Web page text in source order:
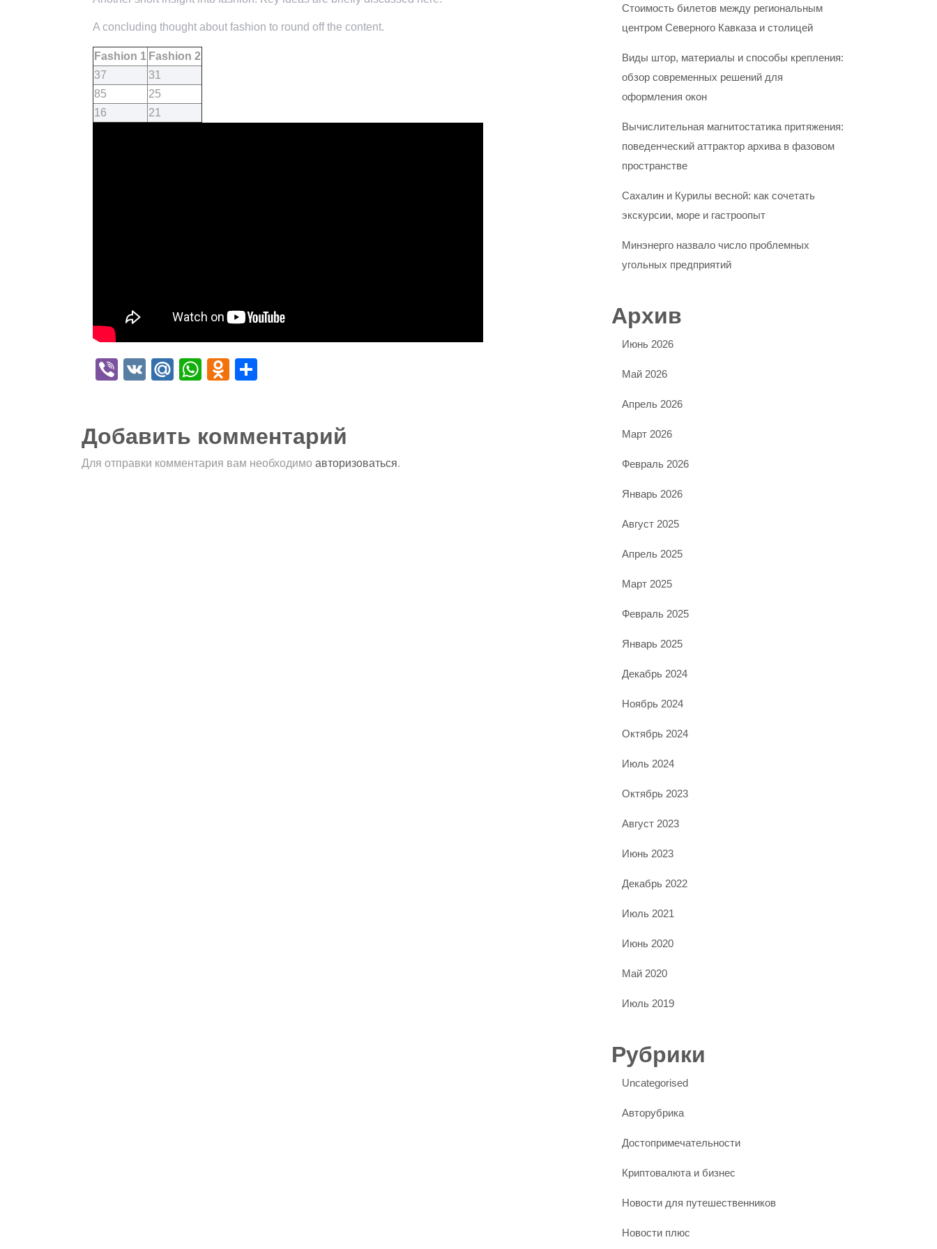
A concluding thought about fashion to round off the content.
Fashion 1 Fashion 2
37
31
85
25
16
21
Viber
VK Mail.Ru
WhatsApp
Odnoklassniki
Добавить комментарий
Для отправки комментария вам необходимо авторизоваться.
Стоимость билетов между региональным
центром Северного Кавказа и столицей
Виды штор, материалы и способы крепления:
обзор современных решений для
оформления окон
Вычислительная магнитостатика притяжения:
поведенческий аттрактор архива в фазовом
пространстве
Сахалин и Курилы весной: как сочетать
экскурсии, море и гастроопыт
Минэнерго назвало число проблемных
угольных предприятий
Архив
Июнь 2026
Май 2026
Апрель 2026
Март 2026
Февраль 2026
Январь 2026
Август 2025
Апрель 2025
Март 2025
Февраль 2025
Январь 2025
Декабрь 2024
Ноябрь 2024
Октябрь 2024
Июль 2024
Октябрь 2023
Август 2023
Июнь 2023
Декабрь 2022
Июль 2021
Июнь 2020
Май 2020
Июль 2019
Рубрики
Uncategorised
Авторубрика
Достопримечательности
Криптовалюта и бизнес
Новости для путешественников
Новости плюс